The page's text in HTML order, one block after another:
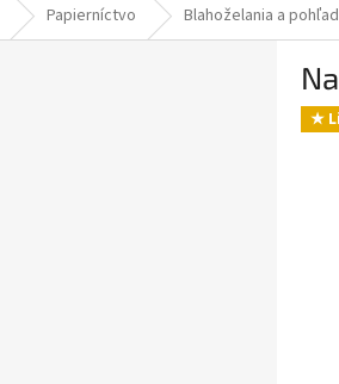
Papierníctvo Blahoželania a
★